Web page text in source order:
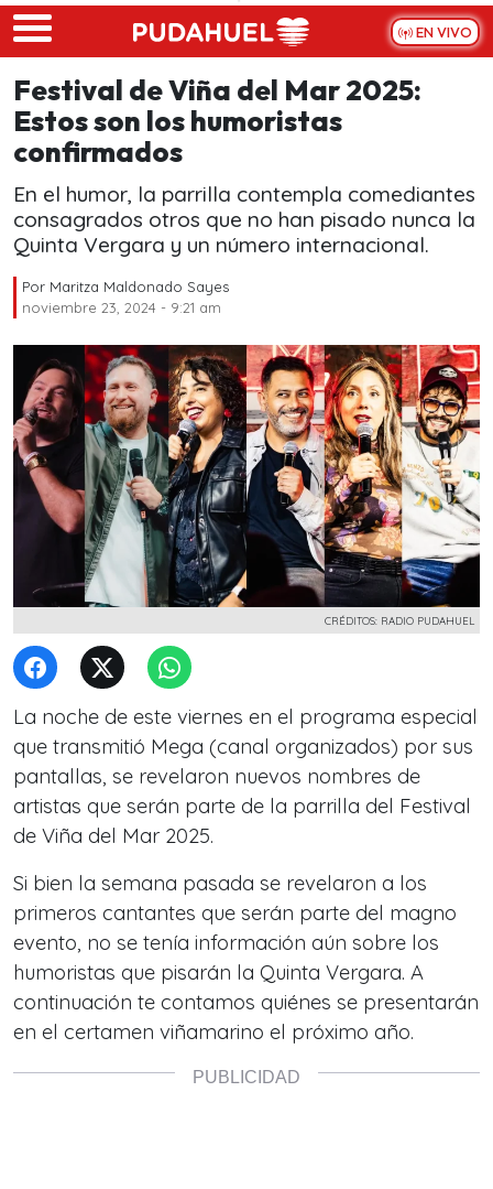
Skip to main content
EN VIVO
Festival de Viña del Mar 2025:
Estos son los humoristas
confirmados
En el humor, la parrilla contempla comediantes
consagrados otros que no han pisado nunca la
Quinta Vergara y un número internacional.
Por Maritza Maldonado Sayes
noviembre 23, 2024 - 9:21 am
CRÉDITOS: RADIO PUDAHUEL
La noche de este viernes en el programa especial
que transmitió Mega (canal organizados) por sus
pantallas, se revelaron nuevos nombres de
artistas que serán parte de la parrilla del Festival
de Viña del Mar 2025.
Si bien la semana pasada se revelaron a los
primeros cantantes que serán parte del magno
evento, no se tenía información aún sobre los
humoristas que pisarán la Quinta Vergara. A
continuación te contamos quiénes se presentarán
en el certamen viñamarino el próximo año.